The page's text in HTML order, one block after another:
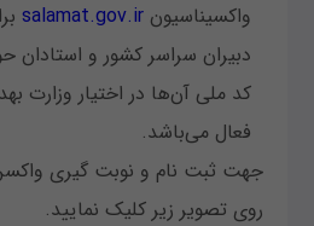
واکسیناسیونsalamat.gov.ir
دبیران سراسر کشور و استادان
کد ملی آن‌ها در اختیار وزارت
فعال می‌باشد.
جهت ثبت نام و نوبت گیری واکسن
روی تصویر زیر کلیک نمایید.